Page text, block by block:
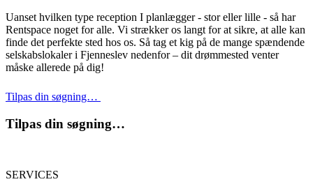
Uanset hvilken type reception I planlægger - stor eller lille - så har
Rentspace noget for alle. Vi strækker os langt for at sikre, at alle kan
finde det perfekte sted hos os. Så tag et kig på de mange spændende
selskabslokaler i Fjenneslev nedenfor – dit drømmested venter
måske allerede på dig!
Tilpas din søgning…
Tilpas din søgning…
SERVICES